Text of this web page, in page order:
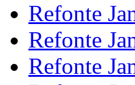
Refonte
Refonte
Refonte